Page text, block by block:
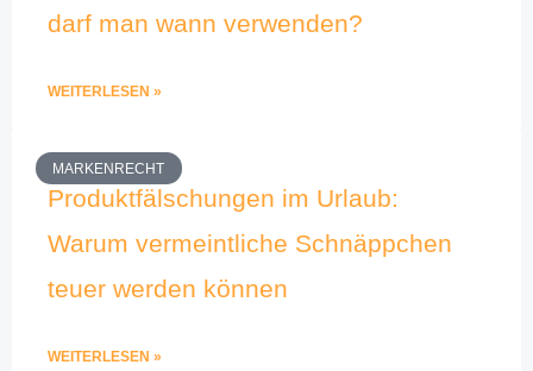
darf man wann verwenden?
WEITERLESEN »
MARKENRECHT
Produktfälschungen im Urlaub:
Warum vermeintliche Schnäppchen
teuer werden können
WEITERLESEN »